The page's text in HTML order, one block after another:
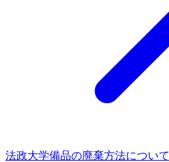
法政大学備品の廃棄方法について